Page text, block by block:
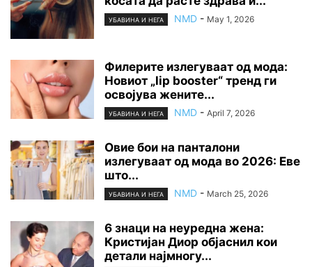
УБАВИНА И НЕГА NMD - May 1, 2026
Филерите излегуваат од мода:
Новиот „lip booster“ тренд ги
освојува жените...
УБАВИНА И НЕГА NMD - April 7, 2026
Овие бои на панталони
излегуваат од мода во 2026: Еве
што...
УБАВИНА И НЕГА NMD - March 25, 2026
6 знаци на неуредна жена:
Кристијан Диор објаснил кои
детали најмногу...